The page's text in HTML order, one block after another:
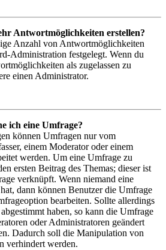
Antwortmöglichkeiten erstellen?
Anzahl von Antwortmöglichkeiten
Administration festgelegt. Wenn du
als zugelassen zu
einen Administrator.
ich eine Umfrage?
können Umfragen nur vom
einem Moderator oder einem
werden. Um eine Umfrage zu
ersten Beitrag des Themas; dieser ist
verknüpft. Wenn niemand eine
dann können Benutzer die Umfrage
bearbeiten. Sollte allerdings
haben, so kann die Umfrage
oder Administratoren geändert
Dadurch soll die Manipulation von
verhindert werden.